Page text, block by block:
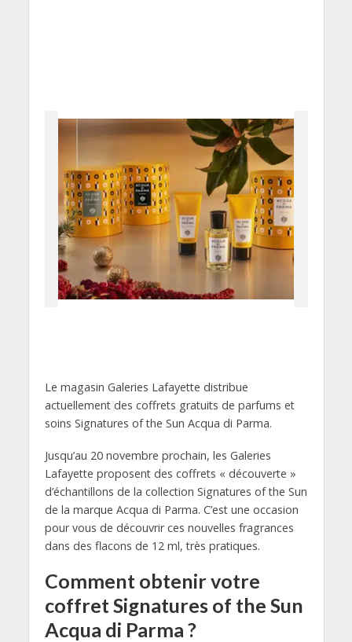
Le magasin Galeries Lafayette distribue
actuellement des coffrets gratuits de parfums et
soins Signatures of the Sun Acqua di Parma.
Jusqu’au 20 novembre prochain, les Galeries
Lafayette proposent des coffrets « découverte »
d’échantillons de la collection Signatures of the Sun
de la marque Acqua di Parma. C’est une occasion
pour vous de découvrir ces nouvelles fragrances
dans des flacons de 12 ml, très pratiques.
Comment obtenir votre
coffret Signatures of the Sun
Acqua di Parma ?